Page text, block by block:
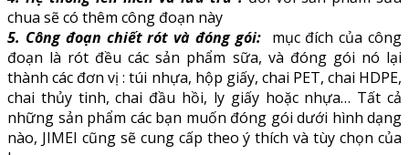
chua sẽ có thêm công đoạn này
5. Công đoạn chiết rót và đóng gói:mục đích của công
đoạn là rót đều các sản phẩm sữa, và đóng gói nó lại
thành các đơn vị : túi nhựa, hộp giấy, chai PET, chai HDPE,
chai thủy tinh, chai đầu hồi, ly giấy hoặc nhựa… Tất cả
những sản phẩm các bạn muốn đóng gói dưới hình dạng
nào, JIMEI cũng sẽ cung cấp theo ý thích và tùy chọn của